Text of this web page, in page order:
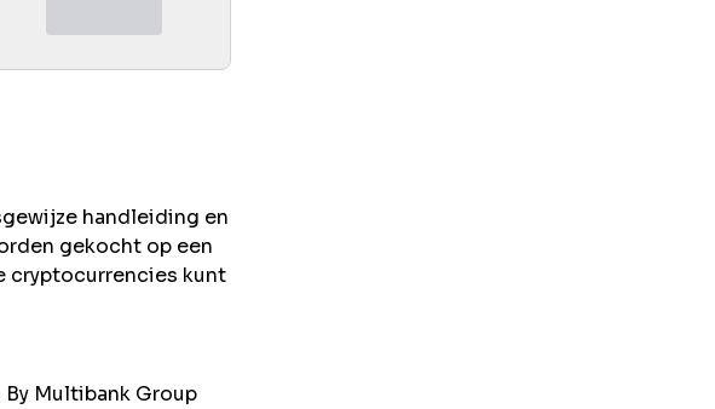
handleiding en
gekocht op een
cryptocurrencies kunt
By Multibank Group